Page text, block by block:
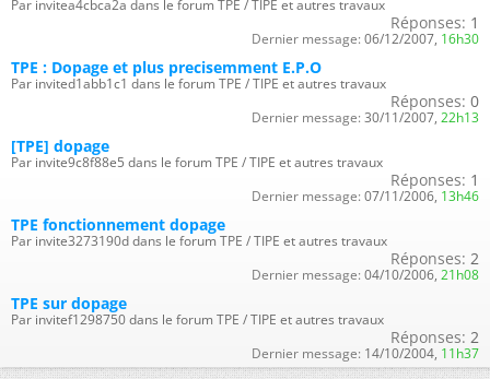
Par invitea4cbca2a dans le forum TPE / TIPE et autres travaux
Réponses: 1
Dernier message: 06/12/2007, 16h30
TPE : Dopage et plus precisemment E.P.O
Par invited1abb1c1 dans le forum TPE / TIPE et autres travaux
Réponses: 0
Dernier message: 30/11/2007, 22h13
[TPE] dopage
Par invite9c8f88e5 dans le forum TPE / TIPE et autres travaux
Réponses: 1
Dernier message: 07/11/2006, 13h46
TPE fonctionnement dopage
Par invite3273190d dans le forum TPE / TIPE et autres travaux
Réponses: 2
Dernier message: 04/10/2006, 21h08
TPE sur dopage
Par invitef1298750 dans le forum TPE / TIPE et autres travaux
Réponses: 2
Dernier message: 14/10/2004, 11h37